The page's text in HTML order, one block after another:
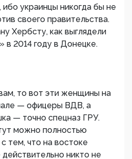
ибо украинцы никогда бы не
своего правительства.
Хербсту, как выглядели
в 2014 году в Донецке.
то вот эти женщины на
— офицеры ВДВ, а
— точно спецназ ГРУ.
можно полностью
тем, что на востоке
никто не